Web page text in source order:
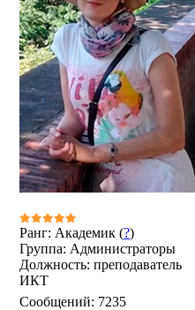
Ранг: Академик (?)
Группа: Администраторы
Должность: преподаватель
ИКТ
Сообщений: 7235